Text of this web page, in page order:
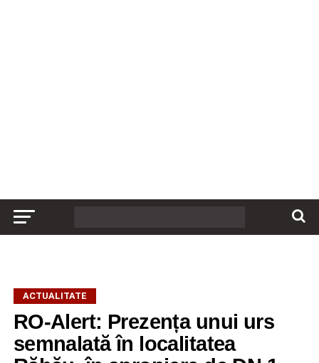
ACTUALITATE
RO-Alert: Prezența unui urs
semnalată în localitatea